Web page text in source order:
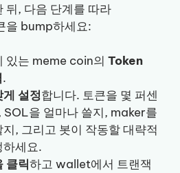
, 다음 단계를 따라
을 bump하세요:
있는 meme coin의 Token
.
설정합니다. 토큰을 몇 퍼센
을 얼마나 쓸지, maker를
, 그리고 봇이 작동할 대략적
하세요.
클릭하고 wallet에서 트랜잭